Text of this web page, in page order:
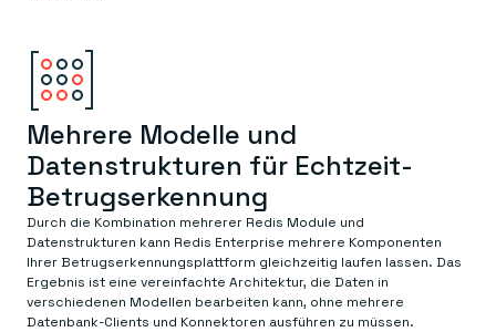
Mehrere Modelle und
Datenstrukturen für Echtzeit-
Betrugserkennung
Durch die Kombination mehrerer Redis Module und
Datenstrukturen kann Redis Enterprise mehrere Komponenten
Ihrer Betrugserkennungsplattform gleichzeitig laufen lassen. Das
Ergebnis ist eine vereinfachte Architektur, die Daten in
verschiedenen Modellen bearbeiten kann, ohne mehrere
Datenbank-Clients und Konnektoren ausführen zu müssen.